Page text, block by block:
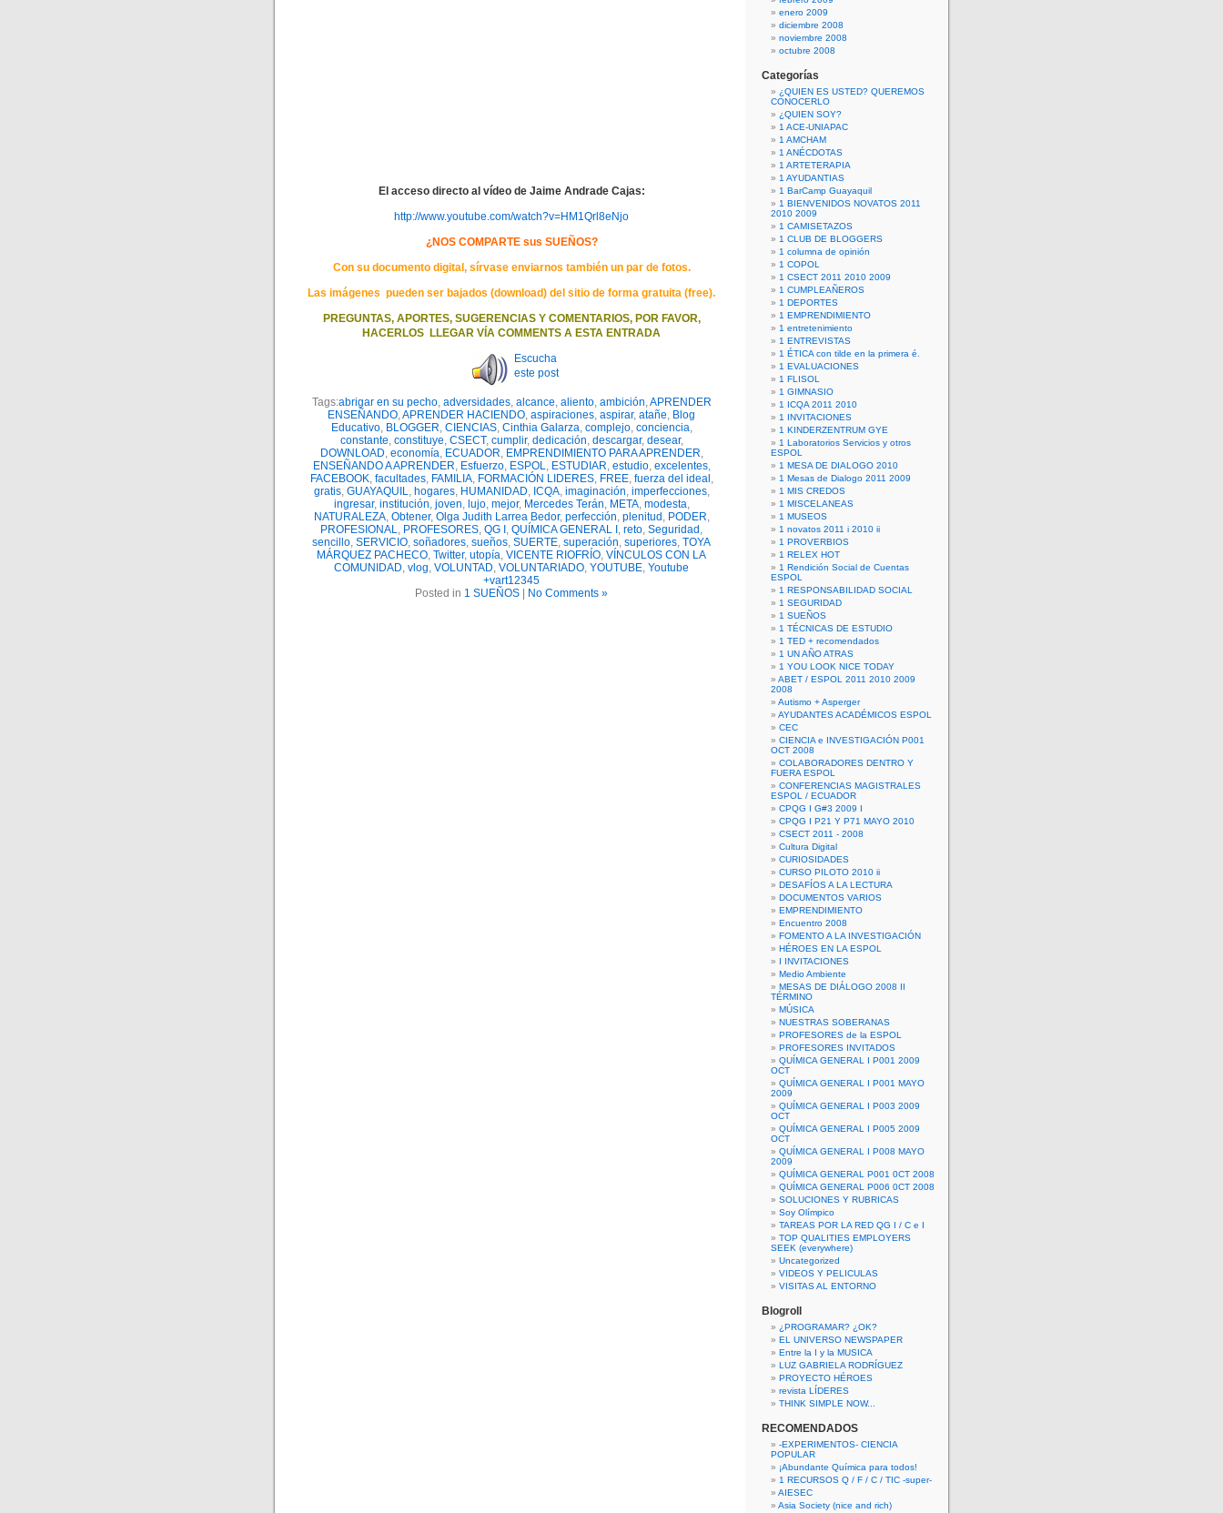
El acceso directo al vídeo de Jaime Andrade Cajas:
http://www.youtube.com/watch?v=HM1Qrl8eNjo
¿NOS COMPARTE sus SUEÑOS?
Con su documento digital, sírvase enviarnos también un par de fotos.
Las imágenes pueden ser bajados (download) del sitio de forma gratuita (free).
PREGUNTAS, APORTES, SUGERENCIAS Y COMENTARIOS, POR FAVOR,
HACERLOS LLEGAR VÍA COMMENTS A ESTA ENTRADA
Escucha
este post
Tags:abrigar en su pecho, adversidades, alcance, aliento, ambición,APRENDER
ENSEÑANDO,APRENDER HACIENDO, aspiraciones, aspirar, atañe, Blog
Educativo, BLOGGER, CIENCIAS, Cinthia Galarza, complejo, conciencia,
constante, constituye, CSECT, cumplir, dedicación, descargar, desear,
DOWNLOAD, economía, ECUADOR, EMPRENDIMIENTO PARA APRENDER,
ENSEÑANDO A APRENDER, Esfuerzo, ESPOL, ESTUDIAR, estudio, excelentes,
FACEBOOK, facultades, FAMILIA, FORMACIÓN LIDERES, FREE, fuerza del ideal ,
gratis, GUAYAQUIL, hogares, HUMANIDAD, ICQA, imaginación, imperfecciones,
ingresar, institución, joven, lujo, mejor, Mercedes Terán, META, modesta,
NATURALEZA, Obtener, Olga Judith Larrea Bedor, perfección, plenitud , PODER,
PROFESIONAL, PROFESORES, QG I , QUÍMICA GENERAL I , reto, Seguridad ,
sencillo, SERVICIO, soñadores, sueños, SUERTE, superación, superiores, TOYA
MÁRQUEZ PACHECO, Twitter, utopía, VICENTE RIOFRÍO, VÍNCULOS CON LA
COMUNIDAD, vlog, VOLUNTAD, VOLUNTARIADO, YOUTUBE, Youtube
+vart12345
Posted in 1 SUEÑOS No Comments »
enero 2009
diciembre 2008
noviembre 2008
octubre 2008
Categorías
¿QUIEN ES USTED? QUEREMOS
CONOCERLO
¿QUIEN SOY?
1 ACE-UNIAPAC
1 AMCHAM
1 ANÉCDOTAS
1 ARTETERAPIA
1 AYUDANTIAS
1 BarCamp Guayaquil
1 BIENVENIDOS NOVATOS 2011
2010 2009
1 CAMISETAZOS
1 CLUB DE BLOGGERS
1 columna de opinión
1 COPOL
1 CSECT 2011 2010 2009
1 CUMPLEAÑEROS
1 DEPORTES
1 EMPRENDIMIENTO
1 entretenimiento
1 ENTREVISTAS
1 ÉTICA con tilde en la primera é.
1 EVALUACIONES
1 FLISOL
1 GIMNASIO
1 ICQA 2011 2010
1 INVITACIONES
1 KINDERZENTRUM GYE
1 Laboratorios Servicios y otros
ESPOL
1 MESA DE DIALOGO 2010
1 Mesas de Dialogo 2011 2009
1 MIS CREDOS
1 MISCELANEAS
1 MUSEOS
1 novatos 2011 i 2010 ii
1 PROVERBIOS
1 RELEX HOT
1 Rendición Social de Cuentas
ESPOL
1 RESPONSABILIDAD SOCIAL
1 SEGURIDAD
1 SUEÑOS
1 TÉCNICAS DE ESTUDIO
1 TED + recomendados
1 UN AÑO ATRAS
1 YOU LOOK NICE TODAY
ABET / ESPOL 2011 2010 2009
2008
Autismo + Asperger
AYUDANTES ACADÉMICOS ESPOL
CEC
CIENCIA e INVESTIGACIÓN P001
OCT 2008
COLABORADORES DENTRO Y
FUERA ESPOL
CONFERENCIAS MAGISTRALES
ESPOL / ECUADOR
CPQG I G#3 2009 I
CPQG I P21 Y P71 MAYO 2010
CSECT 2011 - 2008
Cultura Digital
CURIOSIDADES
CURSO PILOTO 2010 ii
DESAFÍOS A LA LECTURA
DOCUMENTOS VARIOS
EMPRENDIMIENTO
Encuentro 2008
FOMENTO A LA INVESTIGACIÓN
HÉROES EN LA ESPOL
I INVITACIONES
Medio Ambiente
MESAS DE DIÁLOGO 2008 II
TÉRMINO
MÚSICA
NUESTRAS SOBERANAS
PROFESORES de la ESPOL
PROFESORES INVITADOS
QUÍMICA GENERAL I P001 2009
OCT
QUÍMICA GENERAL I P001 MAYO
2009
QUÍMICA GENERAL I P003 2009
OCT
QUÍMICA GENERAL I P005 2009
OCT
QUÍMICA GENERAL I P008 MAYO
2009
QUÍMICA GENERAL P001 0CT 2008
QUÍMICA GENERAL P006 0CT 2008
SOLUCIONES Y RUBRICAS
Soy Olímpico
TAREAS POR LA RED QG I / C e I
TOP QUALITIES EMPLOYERS
SEEK (everywhere)
Uncategorized
VIDEOS Y PELICULAS
VISITAS AL ENTORNO
Blogroll
¿PROGRAMAR? ¿OK?
EL UNIVERSO NEWSPAPER
Entre la I y la MUSICA
LUZ GABRIELA RODRÍGUEZ
PROYECTO HÉROES
revista LÍDERES
THINK SIMPLE NOW...
RECOMENDADOS
-EXPERIMENTOS- CIENCIA
POPULAR
¡Abundante Química para todos!
1 RECURSOS Q / F / C / TIC -super-
AIESEC
Asia Society (nice and rich)